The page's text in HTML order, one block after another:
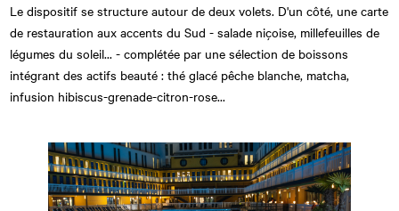
Le dispositif se structure autour de deux volets. D'un côté, une carte
de restauration aux accents du Sud - salade niçoise, millefeuilles de
légumes du soleil... - complétée par une sélection de boissons
intégrant des actifs beauté : thé glacé pêche blanche, matcha,
infusion hibiscus-grenade-citron-rose...